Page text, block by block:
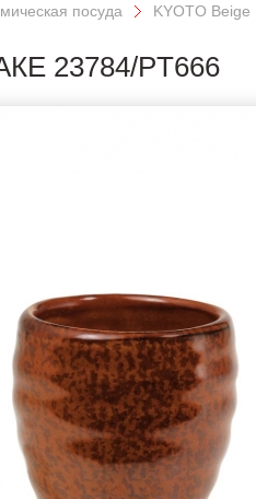
посуда KYOTO Beige
23784/PT666